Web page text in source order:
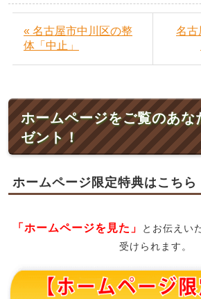
« 名古屋市中川区の整
体「中止」
名古
ホームページをご覧のあな
ゼント！
ホームページ限定特典はこちら
「ホームページを見た」
とお伝えい
受けられます。